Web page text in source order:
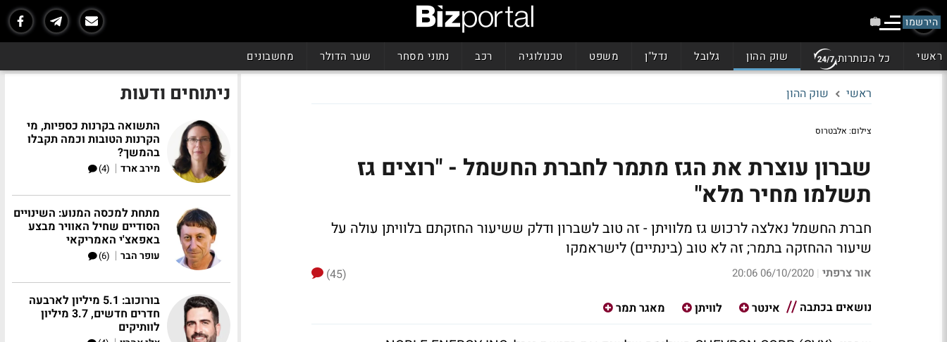
הירשמו
ראשי כל הכותרות שוק ההון גלובל נדל"ן משפט טכנולוגיה רכב נתוני מסחר שער הדולר מחשבונים
ראשי שוק ההון
צילום: אלבטרוס
שברון עוצרת את הגז מתמר לחברת החשמל - "רוצים גז
תשלמו מחיר מלא"
חברת החשמל נאלצה לרכוש גז מלוויתן - זה טוב לשברון ודלק ששיעור החזקתם בלוויתן עולה על
שיעור ההחזקה בתמר; זה לא טוב (בינתיים) לישראמקו
אור צרפתי |
06/10/2020 20:06
(45)
נושאים בכתבה
אינטר לוויתן מאגר תמר
ניתוחים ודעות
התשואה בקרנות כספיות, מי
הקרנות הטובות וכמה תקבלו
בהמשך?
מירב ארד |
(4)
מתחת למכסה המנוע: השינויים
הסודיים שחיל האוויר מבצע
באפאצ'י האמריקאי
עופר הבר |
(6)
בורוכוב: 5.1 מיליון לארבעה
חדרים חדשים, 3.7 מיליון
לוותיקים